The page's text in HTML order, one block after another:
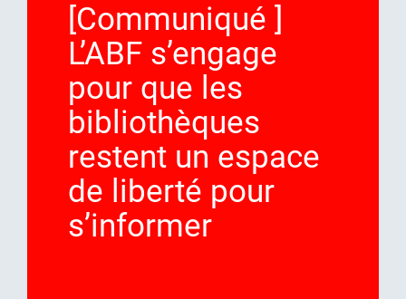
[Communiqué ]
L’ABF s’engage
pour que les
bibliothèques
restent un espace
de liberté pour
s’informer